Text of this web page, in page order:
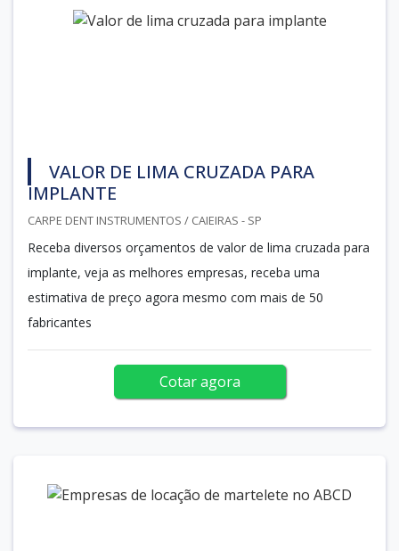
VALOR DE LIMA CRUZADA PARA
IMPLANTE
CARPE DENT INSTRUMENTOS / CAIEIRAS - SP
Receba diversos orçamentos de valor de lima cruzada para
implante, veja as melhores empresas, receba uma
estimativa de preço agora mesmo com mais de 50
fabricantes
Cotar agora